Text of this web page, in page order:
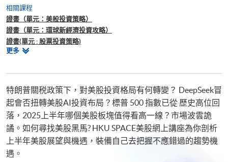
相關課程
證書（單元：美股投資策略）
證書（單元：環球新經濟投資攻略）
證書(單元 : 股票投資策略)
證書(單元 : 金融技術及趨勢分析)
更多相
特朗普關税政策下，對美股投資格局有何轉變？ DeepSeek冒
起會否扭轉美股AI投資布局？標普 500 指數已從 歷史高位回
落，2025上半年哪個美股板塊值得看高一線？市場波雲詭
譎。如何尋找美股黑馬? HKU SPACE美股網上講座為你剖析
上半年美股展望與機遇，裝備自己去把握不應錯過的趨勢機
遇。